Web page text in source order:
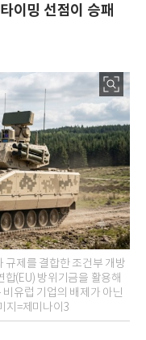
이밍 선점이 승패
규제를 결합한 조건부 개방
(EU) 방위기금을 활용해
유럽 기업의 배제가 아닌
지=제미나이3